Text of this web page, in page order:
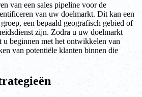
van een sales pipeline voor de
van uw doelmarkt. Dit kan een
een bepaald geografisch gebied of
zijn. Zodra u uw doelmarkt
u beginnen met het ontwikkelen van
van potentiële klanten binnen die